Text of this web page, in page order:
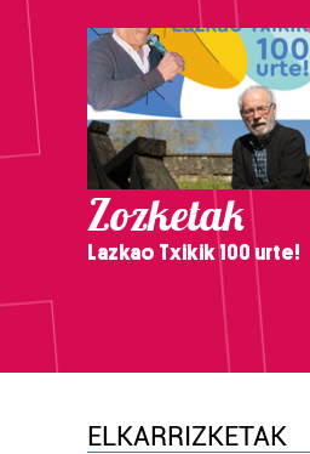
Zozketak
Lazkao Txikik 100 urte!
ELKARRIZKETAK